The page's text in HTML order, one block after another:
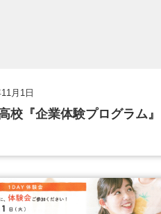
月1日
校『企業体験プログラム』